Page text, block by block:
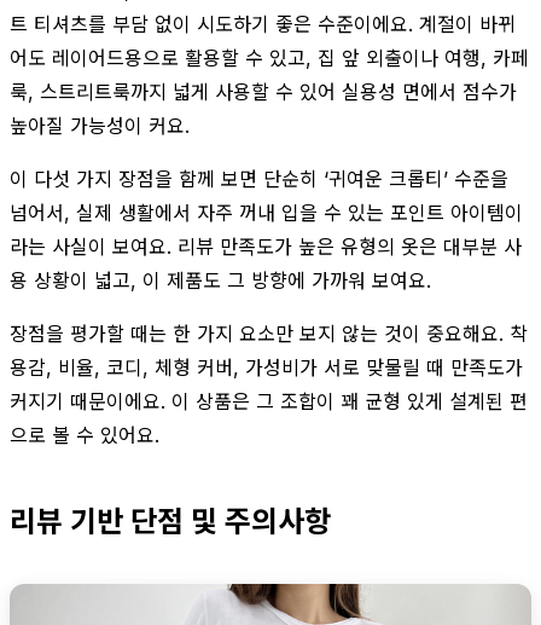
트 티셔츠를 부담 없이 시도하기 좋은 수준이에요. 계절이 바뀌
어도 레이어드용으로 활용할 수 있고, 집 앞 외출이나 여행, 카페
룩, 스트리트룩까지 넓게 사용할 수 있어 실용성 면에서 점수가
높아질 가능성이 커요.
이 다섯 가지 장점을 함께 보면 단순히 ‘귀여운 크롭티’ 수준을
넘어서, 실제 생활에서 자주 꺼내 입을 수 있는 포인트 아이템이
라는 사실이 보여요. 리뷰 만족도가 높은 유형의 옷은 대부분 사
용 상황이 넓고, 이 제품도 그 방향에 가까워 보여요.
장점을 평가할 때는 한 가지 요소만 보지 않는 것이 중요해요. 착
용감, 비율, 코디, 체형 커버, 가성비가 서로 맞물릴 때 만족도가
커지기 때문이에요. 이 상품은 그 조합이 꽤 균형 있게 설계된 편
으로 볼 수 있어요.
리뷰 기반 단점 및 주의사항